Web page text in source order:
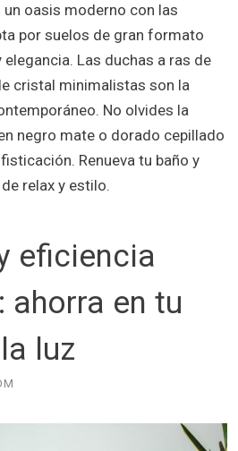
oasis moderno con las
por suelos de gran formato
Las duchas a ras de
cristal minimalistas son la
No olvides la
negro mate o dorado cepillado
Renueva tu baño y
relax y estilo.
eficiencia
ahorra en tu
luz